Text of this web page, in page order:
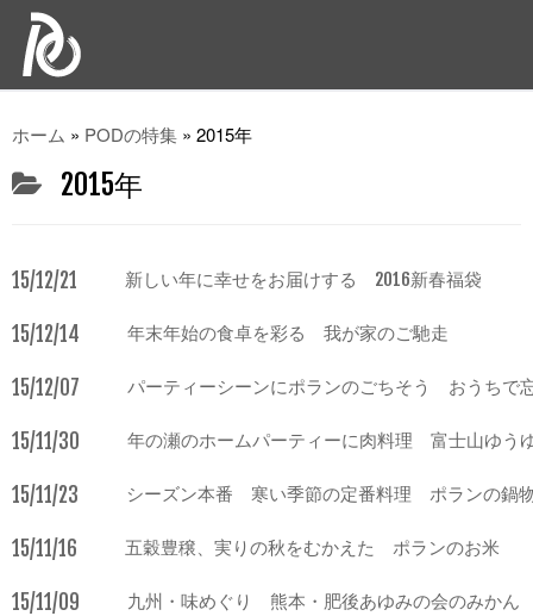
ホーム » PODの特集 » 2015年
2015年
15/12/21 新しい年に幸せをお届けする 2016新春福袋
15/12/14 年末年始の食卓を彩る 我が家のご馳走
15/12/07 パーティーシーンにポランのごちそう おうちで
15/11/30 年の瀬のホームパーティーに肉料理 富士山ゆう
15/11/23 シーズン本番 寒い季節の定番料理 ポランの鍋
15/11/16 五穀豊穣、実りの秋をむかえた ポランのお米
15/11/09 九州・味めぐり 熊本・肥後あゆみの会のみかん